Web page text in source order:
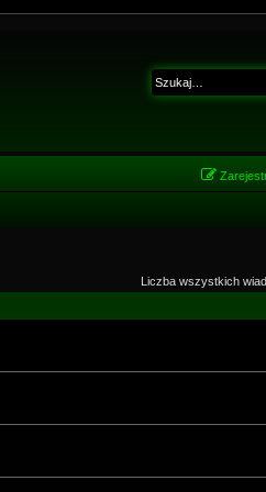
Liczba wszystkich